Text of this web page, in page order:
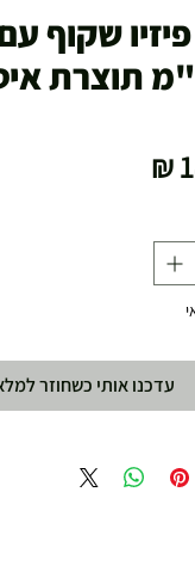
שקוף
עדכנו אותי כשחוזר